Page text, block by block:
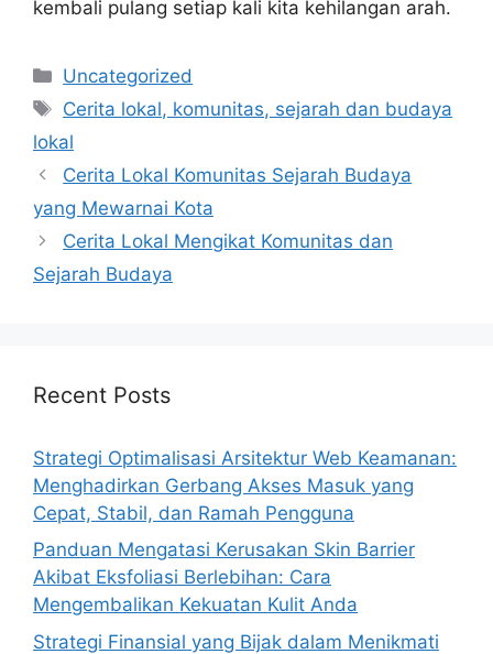
kembali pulang setiap kali kita kehilangan arah.
Categories
Uncategorized
Tags
Cerita lokal, komunitas, sejarah dan budaya
lokal
Cerita Lokal Komunitas Sejarah Budaya
yang Mewarnai Kota
Cerita Lokal Mengikat Komunitas dan
Sejarah Budaya
Recent Posts
Strategi Optimalisasi Arsitektur Web Keamanan:
Menghadirkan Gerbang Akses Masuk yang
Cepat, Stabil, dan Ramah Pengguna
Panduan Mengatasi Kerusakan Skin Barrier
Akibat Eksfoliasi Berlebihan: Cara
Mengembalikan Kekuatan Kulit Anda
Strategi Finansial yang Bijak dalam Menikmati